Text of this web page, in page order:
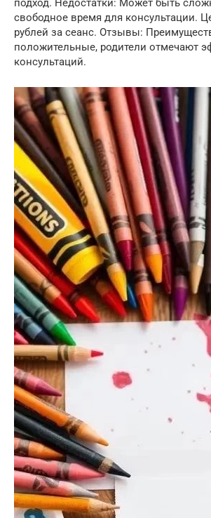
подход. Недостатки: Может быть
свободное время для консультации.
рублей за сеанс. Отзывы:
положительные, родители отмечают
консультаций.